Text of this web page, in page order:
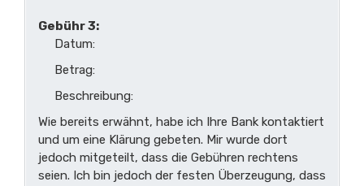
Gebühr 3:
Datum:
Betrag:
Beschreibung:
Wie bereits erwähnt, habe ich Ihre Bank kontaktiert
und um eine Klärung gebeten. Mir wurde dort
jedoch mitgeteilt, dass die Gebühren rechtens
seien. Ich bin jedoch der festen Überzeugung, dass